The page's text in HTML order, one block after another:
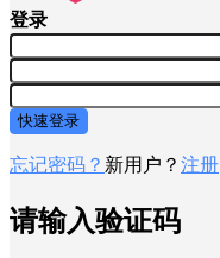
登录
快速登录
忘记密码？ 新用户？ 注册
请输入验证码